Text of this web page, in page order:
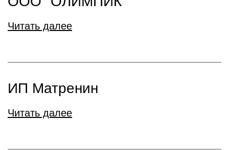
Читать далее
ИП Матренин
Читать далее